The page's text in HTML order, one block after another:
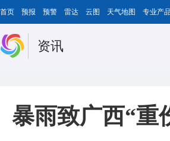
首页 预报 预警 雷达 云图 天气地图 专业产
资讯
暴雨致广西“重